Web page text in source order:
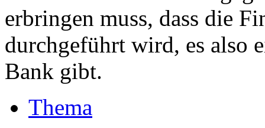
erbringen muss, dass die
durchgeführt wird, es also
Bank gibt.
Thema